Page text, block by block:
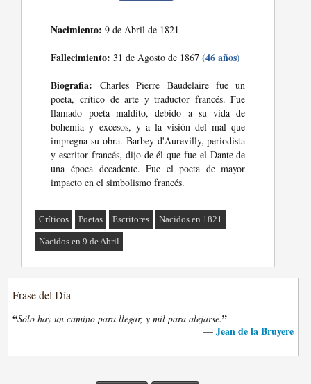
Nacimiento: 9 de Abril de 1821
Fallecimiento: 31 de Agosto de 1867(46 años)
Biografia: Charles Pierre Baudelaire fue un
poeta, crítico de arte y traductor francés. Fue
llamado poeta maldito, debido a su vida de
bohemia y excesos, y a la visión del mal que
impregna su obra. Barbey d'Aurevilly, periodista
y escritor francés, dijo de él que fue el Dante de
una época decadente. Fue el poeta de mayor
impacto en el simbolismo francés.
Críticos Poetas Escritores Nacidos en 1821
Nacidos en 9 de Abril
Frase del Día
“Sólo hay un camino para llegar, y mil para alejarse.”
— Jean de la Bruyere